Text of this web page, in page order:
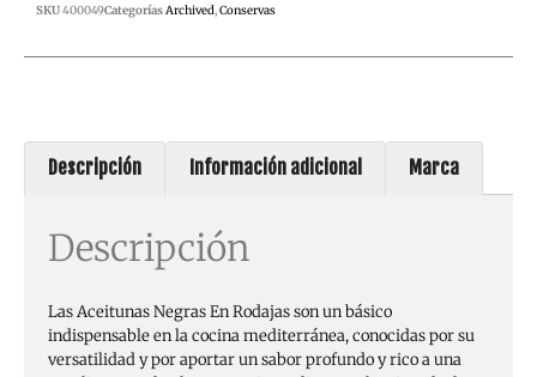
SKU400049CategoríasArchived,Conservas
Descripción Información adicional Marca
Descripción
Las Aceitunas Negras En Rodajas son un básico
indispensable en la cocina mediterránea, conocidas por su
versatilidad y por aportar un sabor profundo y rico a una